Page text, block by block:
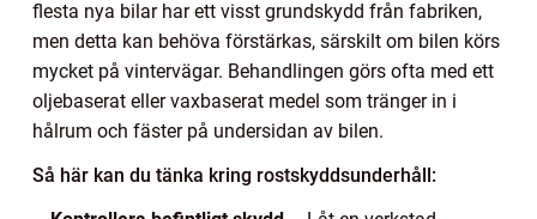
flesta nya bilar har ett visst grundskydd från fabriken,
men detta kan behöva förstärkas, särskilt om bilen körs
mycket på vintervägar. Behandlingen görs ofta med ett
oljebaserat eller vaxbaserat medel som tränger in i
hålrum och fäster på undersidan av bilen.
Så här kan du tänka kring rostskyddsunderhåll: